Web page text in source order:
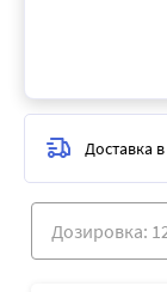
Доставка в